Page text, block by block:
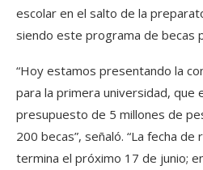
escolar en el salto de la
siendo este programa de becas
“Hoy estamos presentando la
para la primera universidad, que
presupuesto de 5 millones de
200 becas”, señaló. “La fecha
termina el próximo 17 de junio;